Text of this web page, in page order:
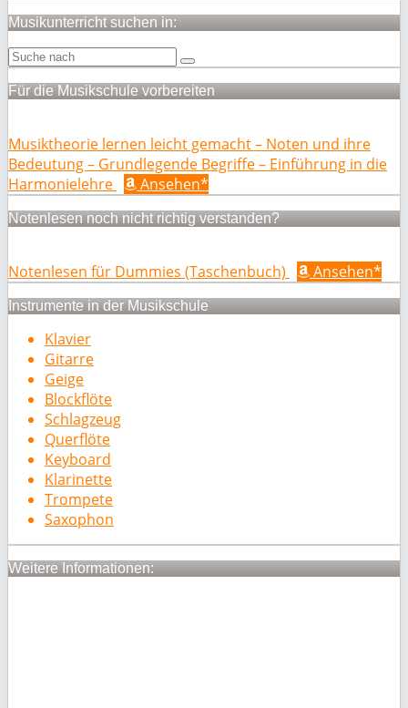
Musikunterricht suchen in:
Für die Musikschule vorbereiten
Musiktheorie lernen leicht gemacht – Noten und ihre
Bedeutung – Grundlegende Begriffe – Einführung in die
Harmonielehre
Ansehen*
Notenlesen noch nicht richtig verstanden?
Notenlesen für Dummies (Taschenbuch) Ansehen*
Instrumente in der Musikschule
Klavier
Gitarre
Geige
Blockflöte
Schlagzeug
Querflöte
Keyboard
Klarinette
Trompete
Saxophon
Weitere Informationen: